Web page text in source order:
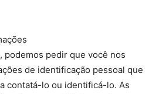
podemos pedir que você nos
de identificação pessoal que
contatá-lo ou identificá-lo. As